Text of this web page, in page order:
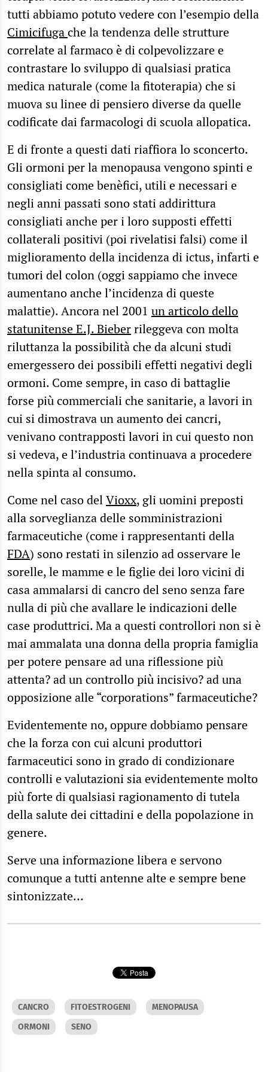
tutti abbiamo potuto vedere con l’esempio della
Cimicifugache la tendenza delle strutture
correlate al farmaco è di colpevolizzare e
contrastare lo sviluppo di qualsiasi pratica
medica naturale (come la fitoterapia) che si
muova su linee di pensiero diverse da quelle
codificate dai farmacologi di scuola allopatica.
E di fronte a questi dati riaffiora lo sconcerto.
Gli ormoni per la menopausa vengono spinti e
consigliati come benèfici, utili e necessari e
negli anni passati sono stati addirittura
consigliati anche per i loro supposti effetti
collaterali positivi (poi rivelatisi falsi) come il
miglioramento della incidenza di ictus, infarti e
tumori del colon (oggi sappiamo che invece
aumentano anche l’incidenza di queste
malattie). Ancora nel 2001 un articolo dello
statunitense E.J. Bieberrileggeva con molta
riluttanza la possibilità che da alcuni studi
emergessero dei possibili effetti negativi degli
ormoni. Come sempre, in caso di battaglie
forse più commerciali che sanitarie, a lavori in
cui si dimostrava un aumento dei cancri,
venivano contrapposti lavori in cui questo non
si vedeva, e l’industria continuava a procedere
nella spinta al consumo.
Come nel caso delVioxx, gli uomini preposti
alla sorveglianza delle somministrazioni
farmaceutiche (come i rappresentanti della
FDA) sono restati in silenzio ad osservare le
sorelle, le mamme e le figlie dei loro vicini di
casa ammalarsi di cancro del seno senza fare
nulla di più che avallare le indicazioni delle
case produttrici. Ma a questi controllori non si è
mai ammalata una donna della propria famiglia
per potere pensare ad una riflessione più
attenta? ad un controllo più incisivo? ad una
opposizione alle “corporations” farmaceutiche?
Evidentemente no, oppure dobbiamo pensare
che la forza con cui alcuni produttori
farmaceutici sono in grado di condizionare
controlli e valutazioni sia evidentemente molto
più forte di qualsiasi ragionamento di tutela
della salute dei cittadini e della popolazione in
genere.
Serve una informazione libera e servono
comunque a tutti antenne alte e sempre bene
sintonizzate…
CANCRO FITOESTROGENI
MENOPAUSA
ORMONI
SENO